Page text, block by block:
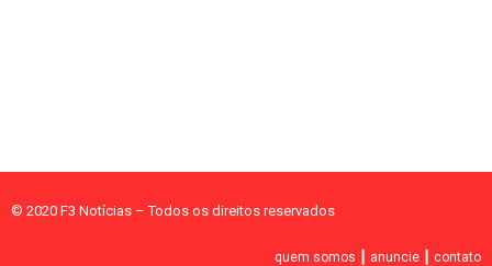
© 2020 F3 Notícias – Todos os direitos reservados
quem somos anuncie contato